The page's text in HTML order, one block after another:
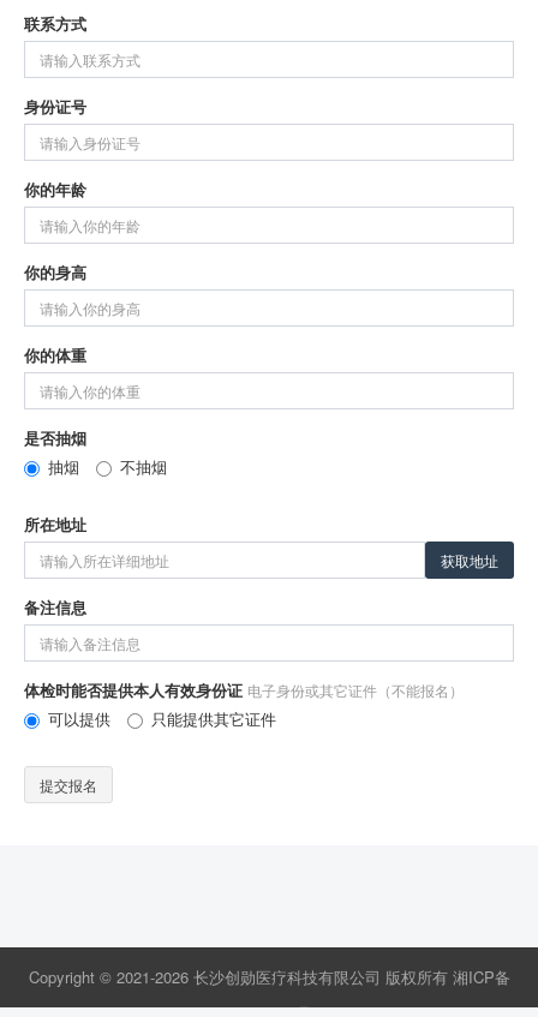
联系方式
身份证号
你的年龄
你的身高
你的体重
是否抽烟
抽烟
不抽烟
所在地址
获取地址
备注信息
体检时能否提供本人有效身份证 电子身份或其它证件（不能报名）
可以提供 只能提供其它证件
提交报名
Copyright © 2021-2026 长沙创勋医疗科技有限公司 版权所有 湘ICP备